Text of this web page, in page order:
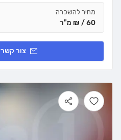
מחיר להשכרה
60 / ₪ מ"ר
צור קשר